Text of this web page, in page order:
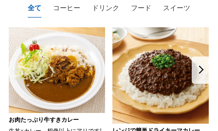
全て コーヒー ドリンク フード スイーツ
お肉たっぷり牛すきカレー